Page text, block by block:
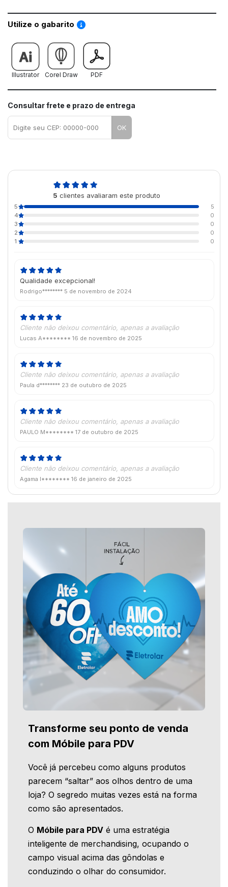
Utilize o gabarito Saiba como utilizar os nossos gabaritos
Illustrator Corel Draw PDF
Consultar frete e prazo de entrega
OK
5 clientes avaliaram este produto
5
5
4
0
3
0
2
0
1
0
Qualidade excepcional!
Rodrigo******** 5 de novembro de 2024
Cliente não deixou comentário, apenas a avaliação
Lucas A******** 16 de novembro de 2025
Cliente não deixou comentário, apenas a avaliação
Paula d******** 23 de outubro de 2025
Cliente não deixou comentário, apenas a avaliação
PAULO M******** 17 de outubro de 2025
Cliente não deixou comentário, apenas a avaliação
Agama I******** 16 de janeiro de 2025
Transforme seu ponto de venda
com Móbile para PDV
Você já percebeu como alguns produtos
parecem “saltar” aos olhos dentro de uma
loja? O segredo muitas vezes está na forma
como são apresentados.
O Móbile para PDV é uma estratégia
inteligente de merchandising, ocupando o
campo visual acima das gôndolas e
conduzindo o olhar do consumidor.